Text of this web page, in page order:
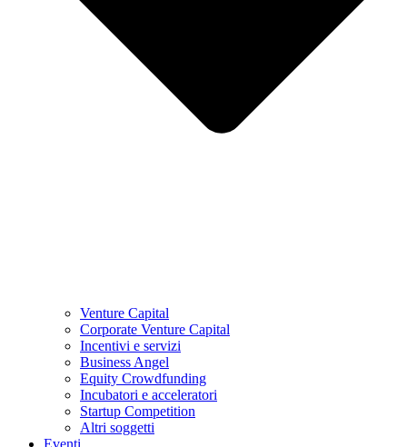
Venture Capital
Corporate Venture Capital
Incentivi e servizi
Business Angel
Equity Crowdfunding
Incubatori e acceleratori
Startup Competition
Altri soggetti